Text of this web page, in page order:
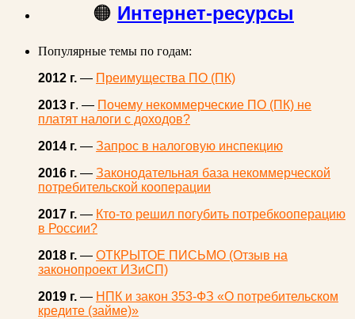
🟠 Интернет-ресурсы
Популярные темы по годам:
2012 г. — Преимущества ПО (ПК)
2013 г. — Почему некоммерческие ПО (ПК) не
платят налоги с доходов?
2014 г. — Запрос в налоговую инспекцию
2016 г. — Законодательная база некоммерческой
потребительской кооперации
2017 г. — Кто-то решил погубить потребкооперацию
в России?
2018 г. — ОТКРЫТОЕ ПИСЬМО (Отзыв на
законопроект ИЗиСП)
2019 г. — НПК и закон 353-ФЗ «О потребительском
кредите (займе)»